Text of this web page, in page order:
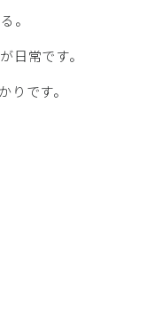
。
日常です。
です。